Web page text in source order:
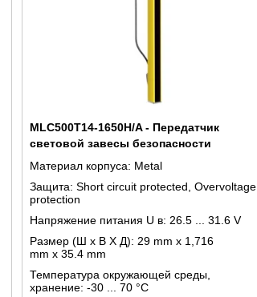
MLC500T14-1650H/A - Передатчик
световой завесы безопасности
Материал корпуса: Metal
Защита: Short circuit protected, Overvoltage
protection
Напряжение питания U в: 26.5 ... 31.6 V
Размер (Ш x В X Д): 29 mm x 1,716
mm x 35.4 mm
Температура окружающей среды,
хранение: -30 ... 70 °C